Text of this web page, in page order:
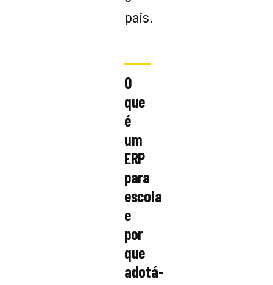
pais.
O
que
é
um
ERP
para
escola
e
por
que
adotá-